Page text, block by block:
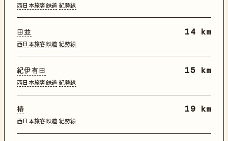
西日本旅客鉄道 紀勢線
田並
西日本旅客鉄道 紀勢線
14 km
紀伊有田
西日本旅客鉄道 紀勢線
15 km
椿
西日本旅客鉄道 紀勢線
19 km